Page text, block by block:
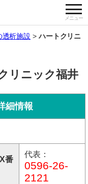
メニュー
する
透析施設
ハートクリニ
リニック福井
細情報
番
代表：
0596-26-
2121